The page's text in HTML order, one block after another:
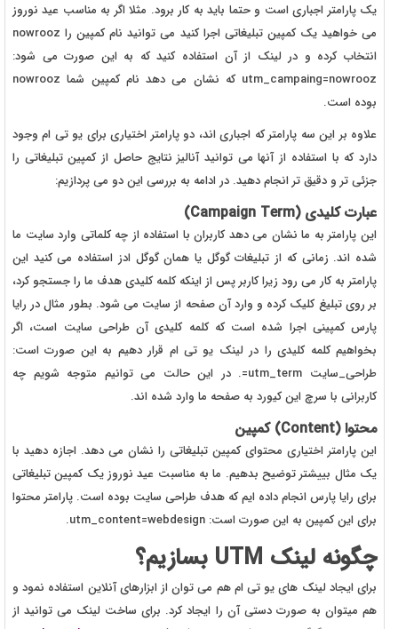
یک پارامتر اجباری است و حتما باید به کار برود. مثلا اگر به مناسب عید نوروز
می خواهید یک کمپین تبلیغاتی اجرا کنید می توانید نام کمپین را nowrooz
انتخاب کرده و در لینک از آن استفاده کنید که به این صورت می شود:
utm_campaing=nowrooz که نشان می دهد نام کمپین شما nowrooz
بوده است.
علاوه بر این سه پارامتر که اجباری اند، دو پارامتر اختیاری برای یو تی ام وجود
دارد که با استفاده از آنها می توانید آنالیز نتایج حاصل از کمپین تبلیغاتی را
جزئی تر و دقیق تر انجام دهید. در ادامه به بررسی این دو می پردازیم:
عبارت کلیدی (Campaign Term)
این پارامتر به ما نشان می دهد کاربران با استفاده از چه کلماتی وارد سایت ما
شده اند. زمانی که از تبلیغات گوگل یا همان گوگل ادز استفاده می کنید این
پارامتر به کار می رود زیرا کاربر پس از اینکه کلمه کلیدی هدف ما را جستجو کرد،
بر روی تبلیغ کلیک کرده و وارد آن صفحه از سایت می شود. بطور مثال در رایا
پارس کمپینی اجرا شده است که کلمه کلیدی آن طراحی سایت است، اگر
بخواهیم کلمه کلیدی را در لینک یو تی ام قرار دهیم به این صورت است:
طراحی_سایت utm_term=. در این حالت می توانیم متوجه شویم چه
کاربرانی با سرچ این کیورد به صفحه ما وارد شده اند.
محتوا (Content) کمپین
این پارامتر اختیاری محتوای کمپین تبلیغاتی را نشان می دهد. اجازه دهید با
یک مثال بییشتر توضیح بدهیم. ما به مناسبت عید نوروز یک کمپین تبلیغاتی
برای رایا پارس انجام داده ایم که هدف طراحی سایت بوده است. پارامتر محتوا
برای این کمپین به این صورت است: utm_content=webdesign.
چگونه لینک UTM بسازیم؟
برای ایجاد لینک های یو تی ام هم می توان از ابزارهای آنلاین استفاده نمود و
هم میتوان به صورت دستی آن را ایجاد کرد. برای ساخت لینک می توانید از